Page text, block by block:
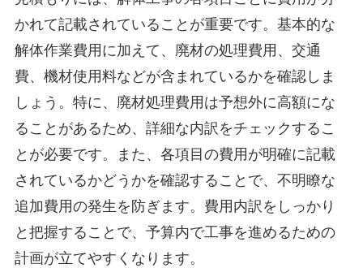
かれて記載されていることが重要です。基本的な
解体作業費用に加えて、廃材の処理費用、交通
費、機材使用料などが含まれているかを確認しま
しょう。特に、廃材処理費用は予想外に高額にな
ることがあるため、詳細な内訳をチェックするこ
とが必要です。また、各項目の費用が明確に記載
されているかどうかを確認することで、不明瞭な
追加費用の発生を防ぎます。費用内訳をしっかり
と把握することで、予算内で工事を進めるための
計画が立てやすくなります。